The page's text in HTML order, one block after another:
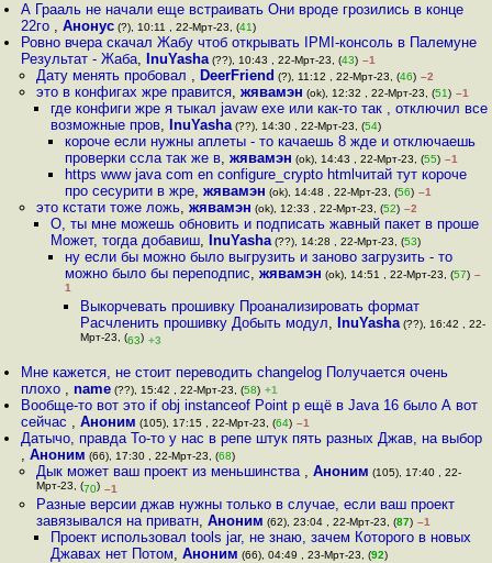
А Грааль не начали еще встраивать Они вроде грозились в конце
22го ,Анонус (?), 10:11 , 22-Мрт-23, (41)
Ровно вчера скачал Жабу чтоб открывать IPMI-консоль в Палемуне
Результат - Жаба, InuYasha (??), 10:43 , 22-Мрт-23, (43) –1
Дату менять пробовал , DeerFriend (?), 11:12 , 22-Мрт-23, (46) –2
это в конфигах жре правится, жявамэн (ok), 12:32 , 22-Мрт-23, (51) –1
где конфиги жре я тыкал javaw exe или как-то так , отключил все
возможные пров, InuYasha(??), 14:30 , 22-Мрт-23, (54)
короче если нужны аплеты - то качаешь 8 жде и отключаешь
проверки ссла так же в,жявамэн (ok), 14:43 , 22-Мрт-23, (55) –1
https www java com en configure_crypto htmlчитай тут короче
про сесурити в жре,жявамэн (ok), 14:48 , 22-Мрт-23, (56) –1
это кстати тоже ложь, жявамэн (ok), 12:33 , 22-Мрт-23, (52) –2
О, ты мне можешь обновить и подписать жавный пакет в проше
Может, тогда добавиш, InuYasha(??), 14:28 , 22-Мрт-23, (53)
ну если бы можно было выгрузить и заново загрузить - то
можно было бы переподпис,жявамэн (ok), 14:51 , 22-Мрт-23, (57) –
1
Выкорчевать прошивку Проанализировать формат
Расчленить прошивку Добыть модул, InuYasha(??), 16:42 , 22-
Мрт-23, (63) +3
Мне кажется, не стоит переводить changelog Получается очень
плохо ,name (??), 15:42 , 22-Мрт-23, (58) +1
Вообще-то вот это if obj instanceof Point p ещё в Java 16 было А вот
сейчас ,Аноним (105), 17:15 , 22-Мрт-23, (64) –1
Датычо, правда То-то у нас в репе штук пять разных Джав, на выбор
,Аноним (66), 17:30 , 22-Мрт-23, (68)
Дык может ваш проект из меньшинства , Аноним (105), 17:40 , 22-
Мрт-23, (70) –1
Разные версии джав нужны только в случае, если ваш проект
завязывался на приватн, Аноним (62), 23:04 , 22-Мрт-23, (87) –1
Проект использовал tools jar, не знаю, зачем Которого в новых
Джавах нет Потом, Аноним (66), 04:49 , 23-Мрт-23, (92)